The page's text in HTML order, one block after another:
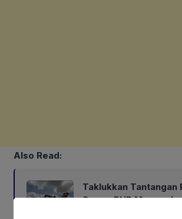
Also Read:
Taklukkan Tantangan
Sumur PHR Menggala